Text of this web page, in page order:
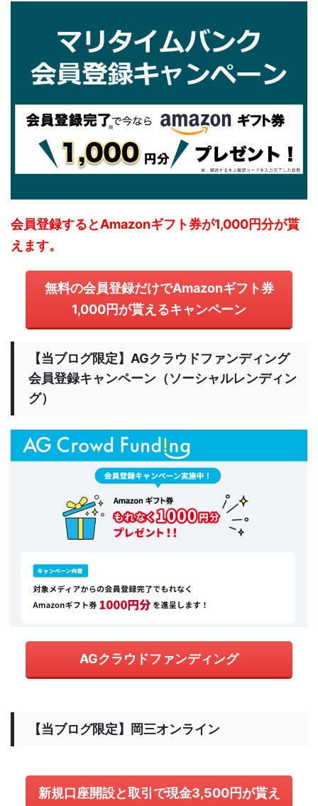
会員登録するとAmazonギフト券が1,000円分が貰
えます。
無料の会員登録だけでAmazonギフト券
1,000円が貰えるキャンペーン
【当ブログ限定】AGクラウドファンディング
会員登録キャンペーン（ソーシャルレンディン
グ）
AGクラウドファンディング
【当ブログ限定】岡三オンライン
新規口座開設と取引で現金3,500円が貰え